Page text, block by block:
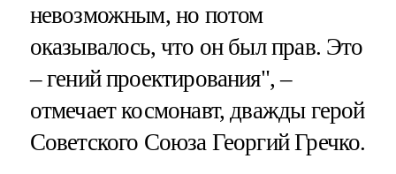
невозможным, но потом
оказывалось, что он был прав. Это
– гений проектирования", –
отмечает космонавт, дважды герой
Советского Союза Георгий Гречко.